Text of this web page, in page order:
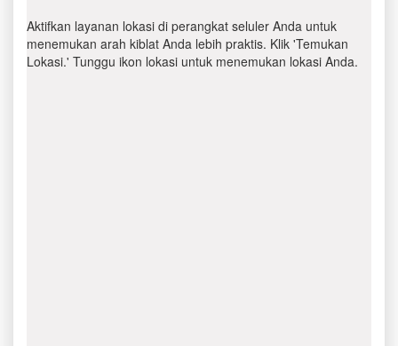
Aktifkan layanan lokasi di perangkat seluler Anda untuk
menemukan arah kiblat Anda lebih praktis. Klik 'Temukan
Lokasi.' Tunggu ikon lokasi untuk menemukan lokasi Anda.